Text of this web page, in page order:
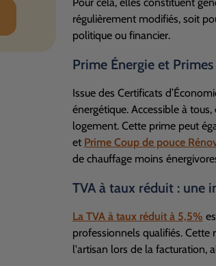
régulièrement modifiés, soit
politique ou financier.
Prime Énergie et
Issue des Certificats
énergétique. Accessible à
logement. Cette prime peut
et Prime Coup de pouce
de chauffage moins
TVAà taux réduit : une
La TVAà taux réduit à 5,5%
professionnels qualifiés. Cette
l'artisan lors de la facturation,